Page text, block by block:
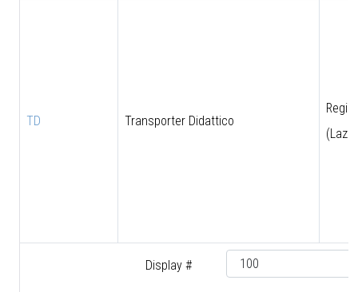
Display #
TD Transporter Didattico